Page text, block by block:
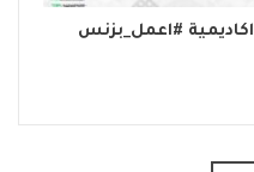
اكاديمية #اعمل_بزنس